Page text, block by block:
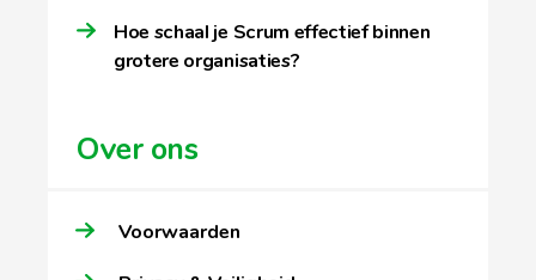
Hoe schaal je Scrum effectief binnen
grotere organisaties?
Over ons
Voorwaarden